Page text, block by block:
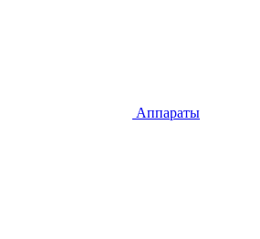
Аппараты